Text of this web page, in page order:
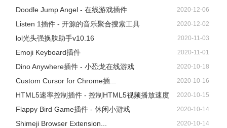
Doodle Jump Angel - 在线游戏插件 2020-12-06
Listen 1插件 - 开源的音乐聚合搜索工具 2020-12-02
lol光头强换肤助手v10.16 2020-11-03
Emoji Keyboard插件 2020-11-01
Dino Anywhere插件 - 小恐龙在线游戏 2020-10-18
Custom Cursor for Chrome插... 2020-10-16
HTML5速率控制插件 - 控制HTML5视频播放速度 2020-10-15
Flappy Bird Game插件 - 休闲小游戏 2020-10-14
Shimeji Browser Extension... 2020-10-14